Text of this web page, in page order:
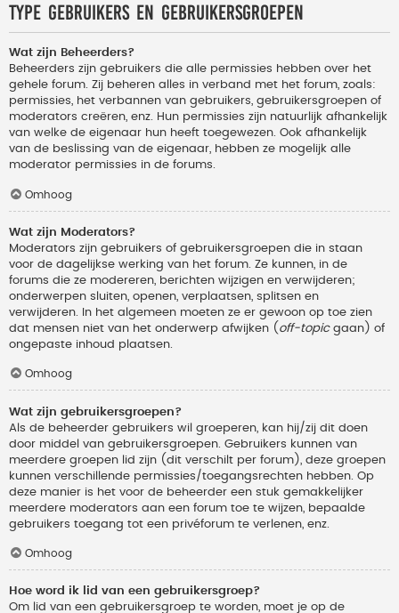
Type gebruikers en gebruikersgroepen
Wat zijn Beheerders?
Beheerders zijn gebruikers die alle permissies hebben over het
gehele forum. Zij beheren alles in verband met het forum, zoals:
permissies, het verbannen van gebruikers, gebruikersgroepen of
moderators creëren, enz. Hun permissies zijn natuurlijk afhankelijk
van welke de eigenaar hun heeft toegewezen. Ook afhankelijk
van de beslissing van de eigenaar, hebben ze mogelijk alle
moderator permissies in de forums.
Omhoog
Wat zijn Moderators?
Moderators zijn gebruikers of gebruikersgroepen die in staan
voor de dagelijkse werking van het forum. Ze kunnen, in de
forums die ze modereren, berichten wijzigen en verwijderen;
onderwerpen sluiten, openen, verplaatsen, splitsen en
verwijderen. In het algemeen moeten ze er gewoon op toe zien
dat mensen niet van het onderwerp afwijken ( off-topicgaan) of
ongepaste inhoud plaatsen.
Omhoog
Wat zijn gebruikersgroepen?
Als de beheerder gebruikers wil groeperen, kan hij/zij dit doen
door middel van gebruikersgroepen. Gebruikers kunnen van
meerdere groepen lid zijn (dit verschilt per forum), deze groepen
kunnen verschillende permissies/toegangsrechten hebben. Op
deze manier is het voor de beheerder een stuk gemakkelijker
meerdere moderators aan een forum toe te wijzen, bepaalde
gebruikers toegang tot een privéforum te verlenen, enz.
Omhoog
Hoe word ik lid van een gebruikersgroep?
Om lid van een gebruikersgroep te worden, moet je op de